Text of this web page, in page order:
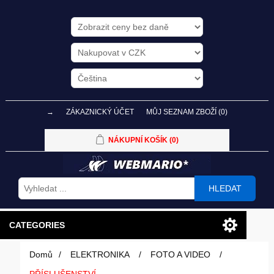
→ ZÁKAZNICKÝ ÚČET MŮJ SEZNAM ZBOŽÍ (0)
NÁKUPNÍ KOŠÍK (0)
HLEDAT
CATEGORIES
PC SESTAVY
Domů / ELEKTRONIKA / FOTO A VIDEO
/